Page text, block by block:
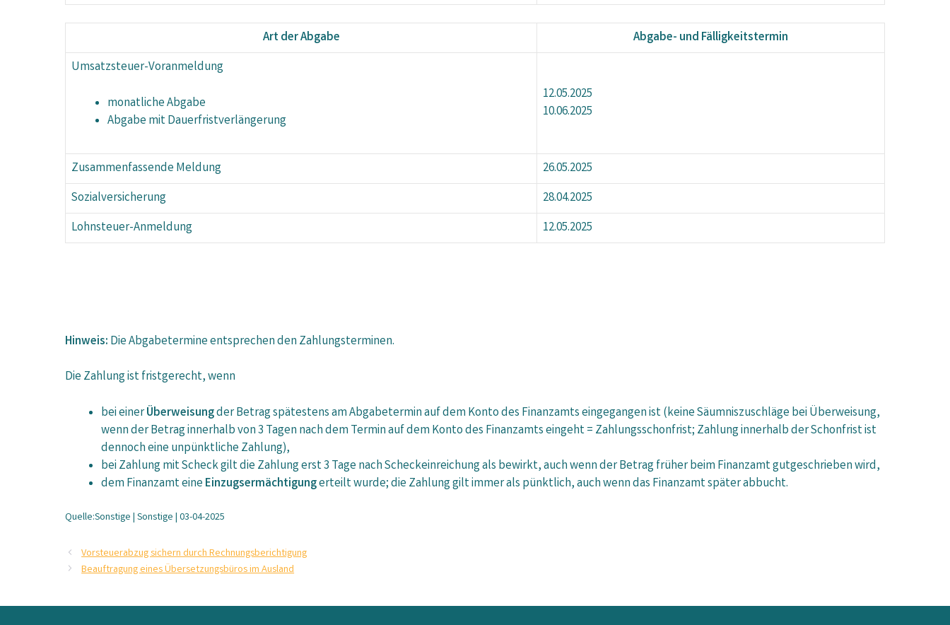
Art der Abgabe
Abgabe- und Fälligkeitstermin
Umsatzsteuer-Voranmeldung
monatliche Abgabe
Abgabe mit Dauerfristverlängerung
12.05.2025
10.06.2025
Zusammenfassende Meldung
26.05.2025
Sozialversicherung
28.04.2025
Lohnsteuer-Anmeldung
12.05.2025
Hinweis: Die Abgabetermine entsprechen den Zahlungsterminen.
Die Zahlung ist fristgerecht, wenn
bei einerÜberweisungder Betrag spätestens am Abgabetermin auf dem Konto des Finanzamts eingegangen ist (keine Säumniszuschläge bei Überweisung,
wenn der Betrag innerhalb von 3 Tagen nach dem Termin auf dem Konto des Finanzamts eingeht = Zahlungsschonfrist; Zahlung innerhalb der Schonfrist ist
dennoch eine unpünktliche Zahlung),
bei Zahlung mit Scheck gilt die Zahlung erst 3 Tage nach Scheckeinreichung als bewirkt, auch wenn der Betrag früher beim Finanzamt gutgeschrieben wird,
dem Finanzamt eine Einzugsermächtigungerteilt wurde; die Zahlung gilt immer als pünktlich, auch wenn das Finanzamt später abbucht.
Quelle:Sonstige | Sonstige | 03-04-2025
Vorsteuerabzug sichern durch Rechnungsberichtigung
Beauftragung eines Übersetzungsbüros im Ausland